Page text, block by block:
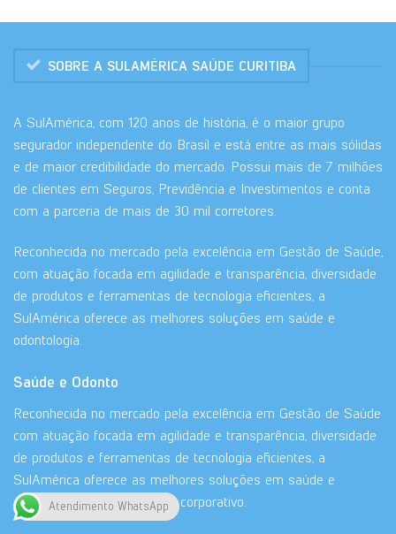
SOBRE A SULAMÉRICA SAÚDE CURITIBA
A SulAmérica, com 120 anos de história, é o maior grupo
segurador independente do Brasil e está entre as mais sólidas
e de maior credibilidade do mercado. Possui mais de 7 milhões
de clientes em Seguros, Previdência e Investimentos e conta
com a parceria de mais de 30 mil corretores.
Reconhecida no mercado pela excelência em Gestão de Saúde,
com atuação focada em agilidade e transparência, diversidade
de produtos e ferramentas de tecnologia eficientes, a
SulAmérica oferece as melhores soluções em saúde e
odontologia.
Saúde e Odonto
Reconhecida no mercado pela excelência em Gestão de Saúde
com atuação focada em agilidade e transparência, diversidade
de produtos e ferramentas de tecnologia eficientes, a
SulAmérica oferece as melhores soluções em saúde e
odontologia para o mercado corporativo.
Atendimento WhatsApp